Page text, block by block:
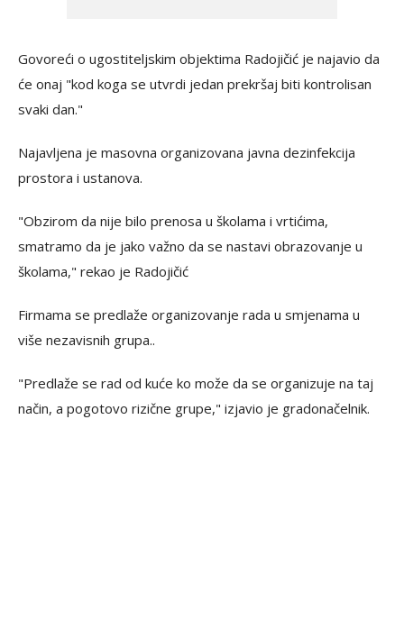
Govoreći o ugostiteljskim objektima Radojičić je najavio da
će onaj "kod koga se utvrdi jedan prekršaj biti kontrolisan
svaki dan."
Najavljena je masovna organizovana javna dezinfekcija
prostora i ustanova.
"Obzirom da nije bilo prenosa u školama i vrtićima,
smatramo da je jako važno da se nastavi obrazovanje u
školama," rekao je Radojičić
Firmama se predlaže organizovanje rada u smjenama u
više nezavisnih grupa..
"Predlaže se rad od kuće ko može da se organizuje na taj
način, a pogotovo rizične grupe," izjavio je gradonačelnik.